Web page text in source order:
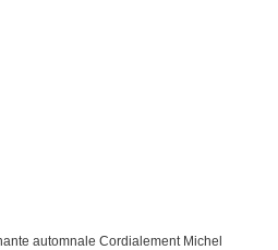
automnale Cordialement Michel